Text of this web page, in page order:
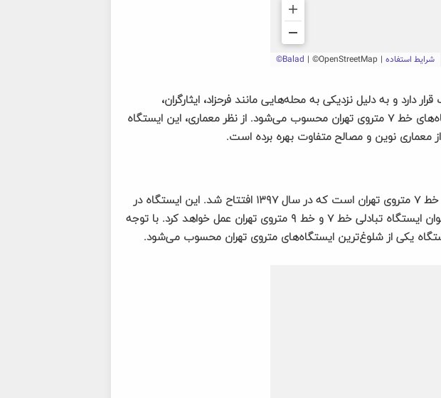
و به دلیل نزدیکی به محله‌هایی مانند فرحزاد، ایثارگران،
آسمان‌ها و همچنین سعادت‌آباد، یکی از شلوغ‌ترین ایستگاه‌های خط ۷ متروی تهران محسوب می‌شود. از نظر معماری، این ایستگاه
معماری نوین و مصالح متفاوت بهره برده است.
ایستگاه مترو میدان صنعت یکی از مهم‌ترین ایستگاه‌های خط ۷ متروی تهران است که در سال ۱۳۹۷ افتتاح شد. این ایستگاه در
عمق ۱۷.۵۵ متری از سطح زمین قرار گرفته و در آینده به عنوان ایستگاه تبادلی خط ۷ و خط ۹ متروی تهران عمل خواهد کرد. با توجه
یکی از شلوغ‌ترین ایستگاه‌های متروی تهران محسوب می‌شود.